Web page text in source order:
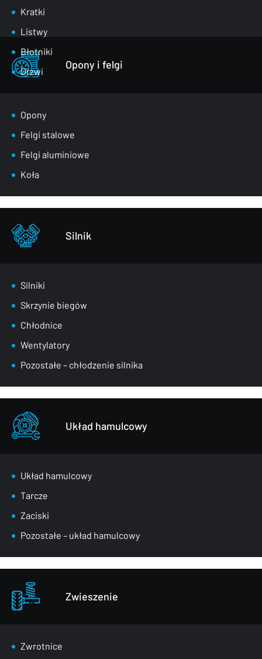
Kratki
Listwy
Błotniki
Drzwi
Lusterka
Maski
Nadkola
Pasy przednie
Zderzaki
Pozostałe – części karoserii
Opony i felgi
Opony
Felgi stalowe
Felgi aluminiowe
Koła
Silnik
Silniki
Skrzynie biegów
Chłodnice
Wentylatory
Pozostałe – chłodzenie silnika
Układ hamulcowy
Układ hamulcowy
Tarcze
Zaciski
Pozostałe – układ hamulcowy
Zwieszenie
Zwrotnice